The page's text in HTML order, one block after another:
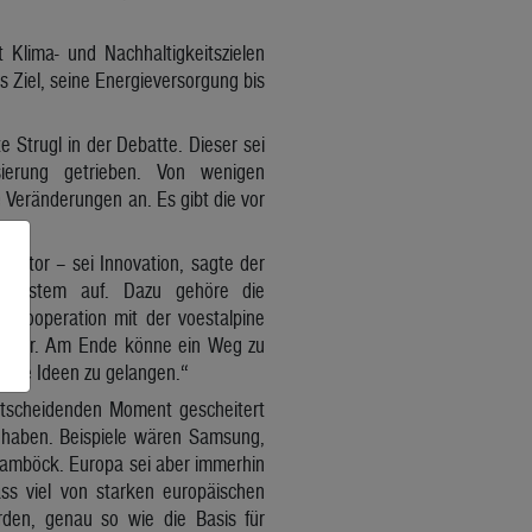
und Nachhaltigkeitszielen
Ziel, seine Energieversorgung bis
Strugl in der Debatte. Dieser sei
getrieben. Von wenigen
an. Es gibt die vor
– sei Innovation, sagte der
auf. Dazu gehöre die
mit der voestalpine
Am Ende könne ein Weg zu
Ideen zu gelangen.“
Moment gescheitert
Beispiele wären Samsung,
Europa sei aber immerhin
viel von starken europäischen
genau so wie die Basis für